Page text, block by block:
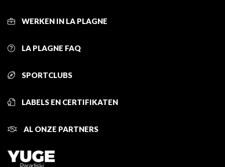
WERKEN IN LA PLAGNE
LA PLAGNE FAQ
SPORTCLUBS
LABELS EN CERTIFIKATEN
AL ONZE PARTNERS